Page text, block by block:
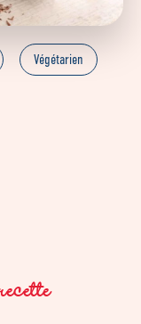
Végétarien